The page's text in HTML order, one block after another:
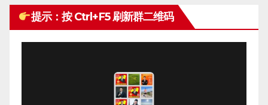
提示：按 Ctrl+F5 刷新群二维码